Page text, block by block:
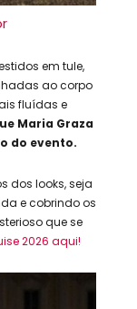
em tule,
ao corpo
fluídas e
Maria Graza
do evento.
dos looks, seja
e cobrindo os
que se
2026 aqui!